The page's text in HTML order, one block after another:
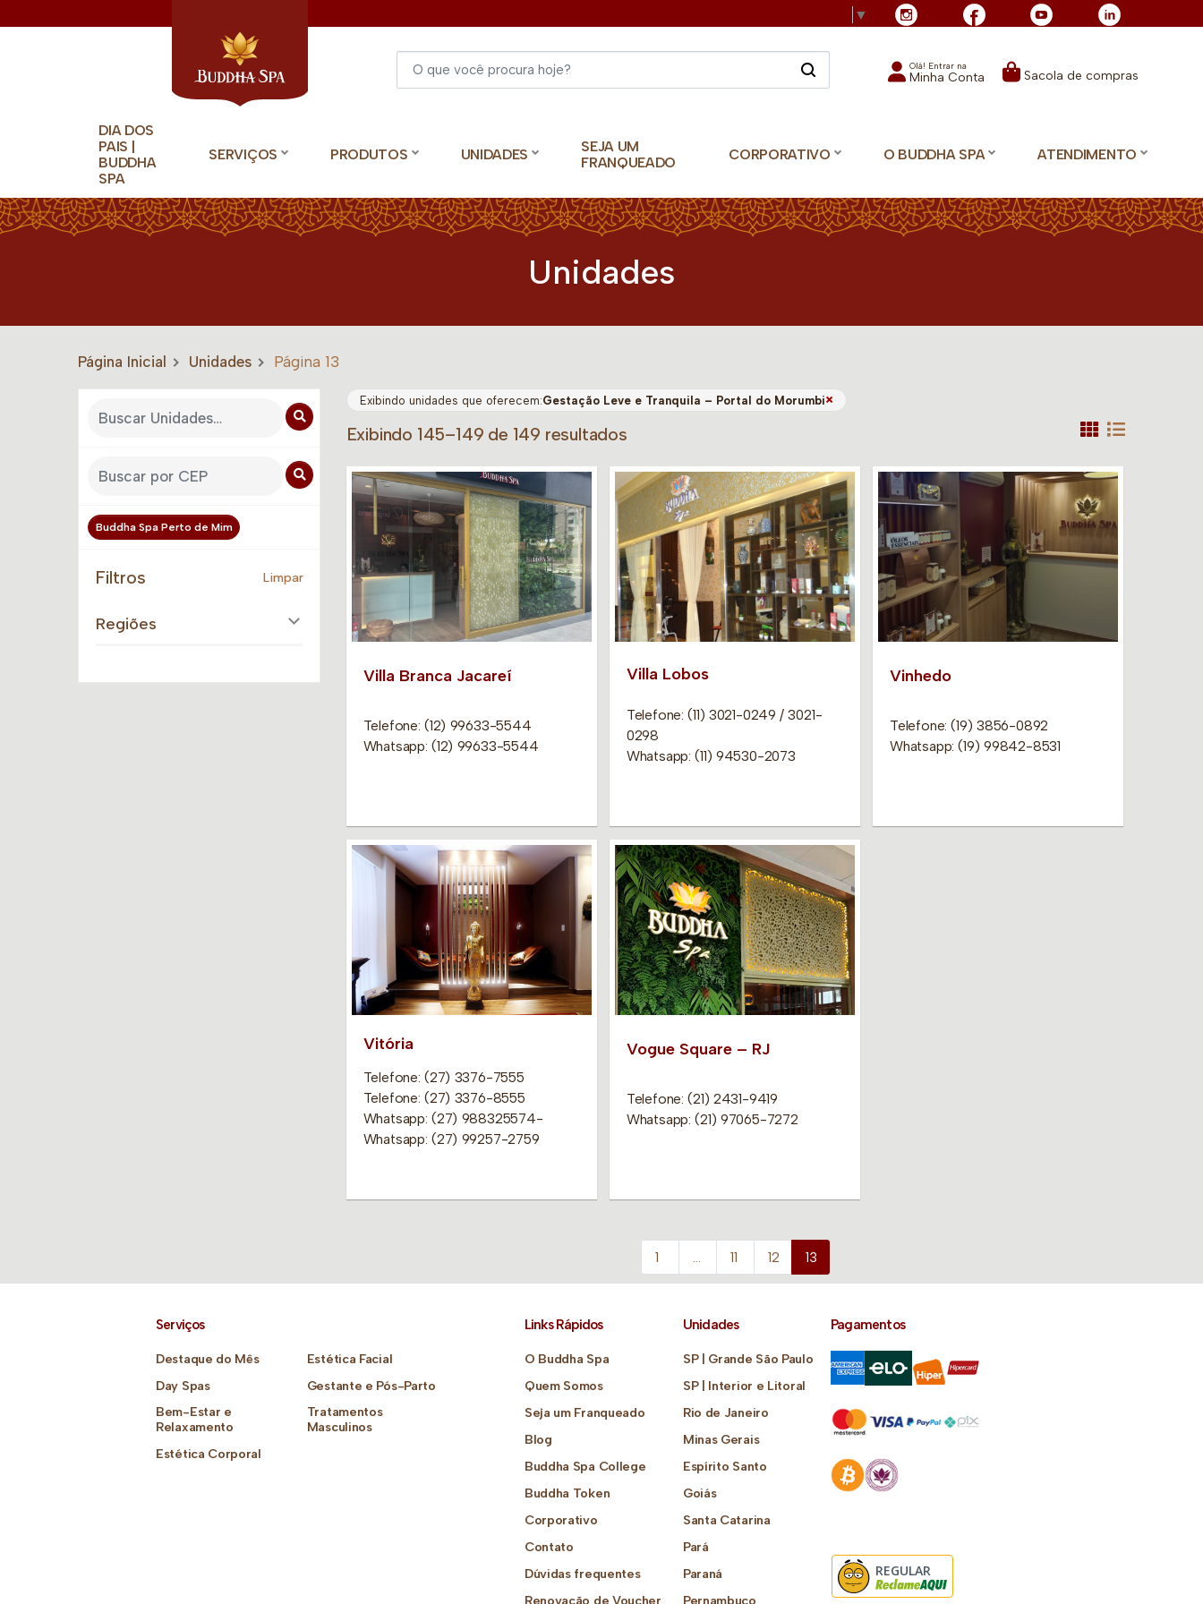
▼
Olá! Entrar na
Minha Conta Sacola de compras
DIA DOS
PAIS |
BUDDHA
SPA
SERVIÇOS PRODUTOS UNIDADES
SEJA UM
FRANQUEADO
CORPORATIVO O BUDDHA SPA ATENDIMENTO
Unidades
Página Inicial Unidades Página 13
Buddha Spa Perto de Mim
Filtros Limpar
Regiões
Exibindo unidades que oferecem:Gestação Leve e Tranquila – Portal do Morumbi×
Exibindo 145–149 de 149 resultados
Villa Branca Jacareí
Telefone: (12) 99633-5544
Whatsapp: (12) 99633-5544
Villa Lobos
Telefone: (11) 3021-0249 / 3021-
0298
Whatsapp: (11) 94530-2073
Vinhedo
Telefone: (19) 3856-0892
Whatsapp: (19) 99842-8531
Vitória
Telefone: (27) 3376-7555
Telefone: (27) 3376-8555
Whatsapp: (27) 988325574-
Whatsapp: (27) 99257-2759
Vogue Square – RJ
Telefone: (21) 2431-9419
Whatsapp: (21) 97065-7272
1 11 12 13
Serviços
Destaque do Mês
Day Spas
Bem-Estar e
Relaxamento
Estética Corporal
Estética Facial
Gestante e Pós-Parto
Tratamentos
Masculinos
Links Rápidos
O Buddha Spa
Quem Somos
Seja um Franqueado
Blog
Buddha Spa College
Buddha Token
Corporativo
Contato
Dúvidas frequentes
Renovação de Voucher
Unidades
SP | Grande São Paulo
SP | Interior e Litoral
Rio de Janeiro
Minas Gerais
Espírito Santo
Goiás
Santa Catarina
Pará
Paraná
Pernambuco
Pagamentos
REGULAR